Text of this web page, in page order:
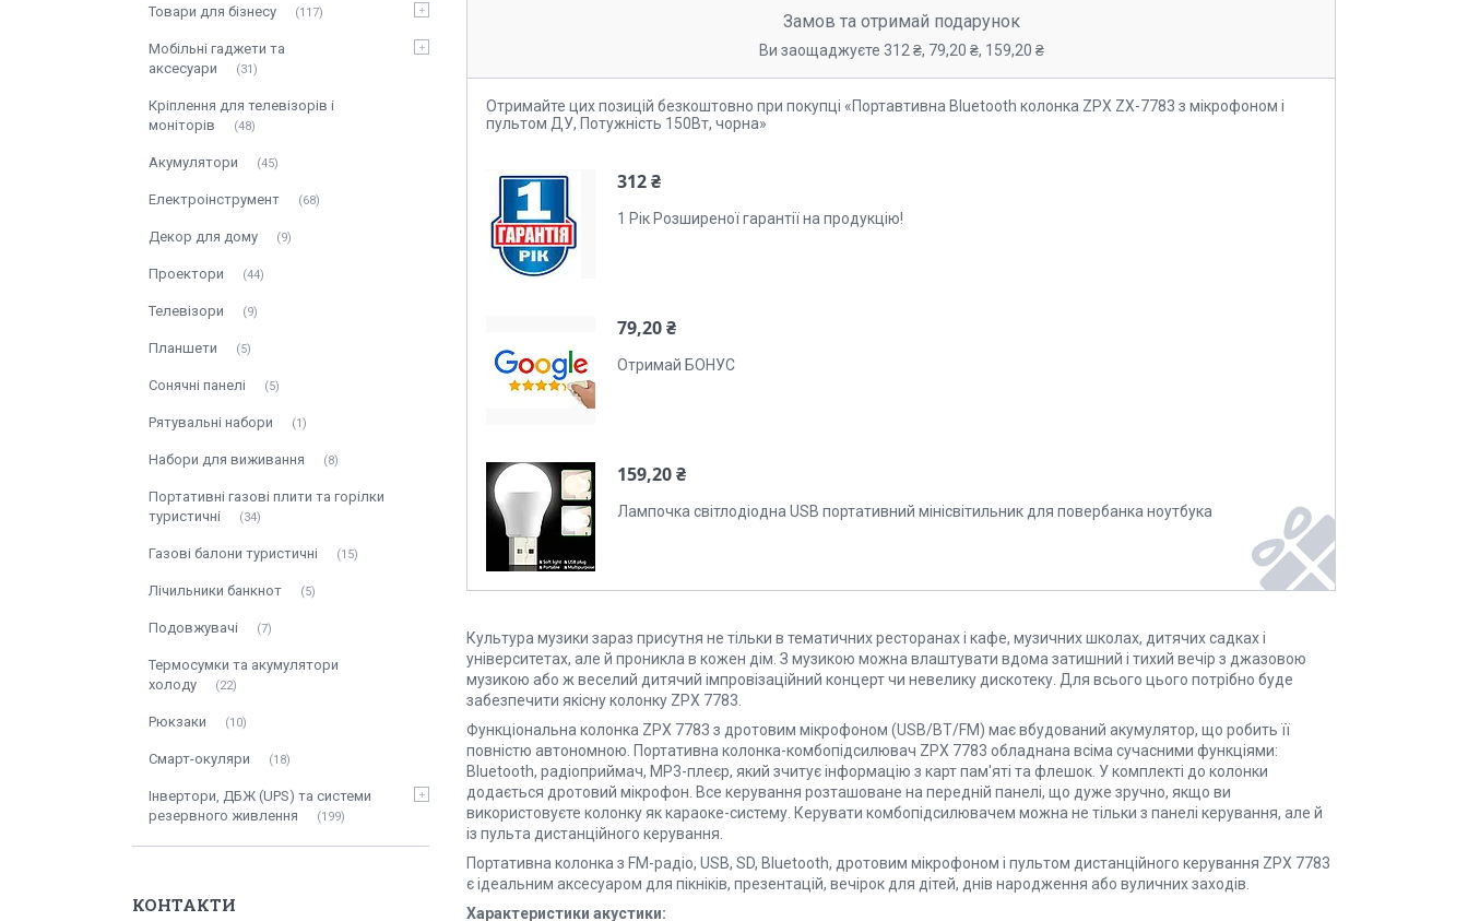
Замов та отримай подарунок
Ви заощаджуєте 312 ₴, 79,20 ₴, 159,20 ₴
Отримайте цих позицій безкоштовно при покупці «Портавтивна Bluetooth колонка ZPX ZX-7783 з мікрофоном і
пультом ДУ, Потужність 150Вт, чорна»
312 ₴
1 Рік Розширеної гарантії на продукцію!
79,20 ₴
Отримай БОНУС
159,20 ₴
Лампочка світлодіодна USB портативний мінісвітильник для повербанка ноутбука
Культура музики зараз присутня не тільки в тематичних ресторанах і кафе, музичних школах, дитячих садках і
університетах, але й проникла в кожен дім. З музикою можна влаштувати вдома затишний і тихий вечір з джазовою
музикою або ж веселий дитячий імпровізаційний концерт чи невелику дискотеку. Для всього цього потрібно буде
забезпечити якісну колонку ZPX 7783.
Функціональна колонка ZPX 7783 з дротовим мікрофоном (USB/BT/FM) має вбудований акумулятор, що робить її
повністю автономною. Портативна колонка-комбопідсилювач ZPX 7783 обладнана всіма сучасними функціями:
Bluetooth, радіоприймач, MP3-плеєр, який зчитує інформацію з карт пам'яті та флешок. У комплекті до колонки
додається дротовий мікрофон. Все керування розташоване на передній панелі, що дуже зручно, якщо ви
використовуєте колонку як караоке-систему. Керувати комбопідсилювачем можна не тільки з панелі керування, але й
із пульта дистанційного керування.
Портативна колонка з FM-радіо, USB, SD, Bluetooth, дротовим мікрофоном і пультом дистанційного керування ZPX 7783
є ідеальним аксесуаром для пікніків, презентацій, вечірок для дітей, днів народження або вуличних заходів.
Характеристики акустики:
Товари для бізнесу 117
Мобільні гаджети та
аксесуари
31
Кріплення для телевізорів і
моніторів
48
Акумулятори 45
Електроінструмент 68
Декор для дому 9
Проектори 44
Телевізори 9
Планшети 5
Сонячні панелі 5
Рятувальні набори 1
Набори для виживання 8
Портативні газові плити та горілки
туристичні
34
Газові балони туристичні 15
Лічильники банкнот 5
Подовжувачі 7
Термосумки та акумулятори
холоду
22
Рюкзаки 10
Смарт-окуляри 18
Інвертори, ДБЖ (UPS) та системи
резервного живлення
199
КОНТАКТИ